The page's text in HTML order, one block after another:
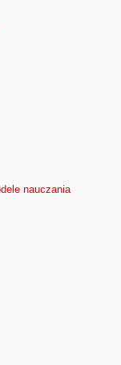
nauczania